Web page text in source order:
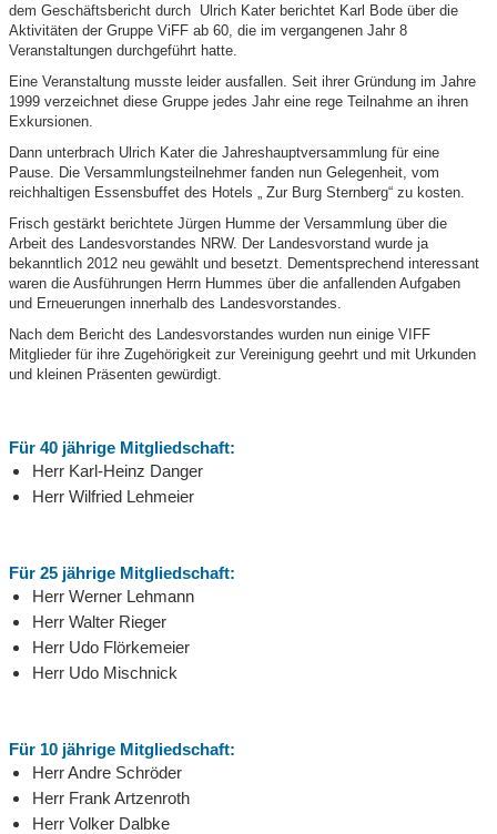
dem Geschäftsbericht durch Ulrich Kater berichtet Karl Bode über die
Aktivitäten der Gruppe ViFF ab 60, die im vergangenen Jahr 8
Veranstaltungen durchgeführt hatte.
Eine Veranstaltung musste leider ausfallen. Seit ihrer Gründung im Jahre
1999 verzeichnet diese Gruppe jedes Jahr eine rege Teilnahme an ihren
Exkursionen.
Dann unterbrach Ulrich Kater die Jahreshauptversammlung für eine
Pause. Die Versammlungsteilnehmer fanden nun Gelegenheit, vom
reichhaltigen Essensbuffet des Hotels „ Zur Burg Sternberg“ zu kosten.
Frisch gestärkt berichtete Jürgen Humme der Versammlung über die
Arbeit des Landesvorstandes NRW. Der Landesvorstand wurde ja
bekanntlich 2012 neu gewählt und besetzt. Dementsprechend interessant
waren die Ausführungen Herrn Hummes über die anfallenden Aufgaben
und Erneuerungen innerhalb des Landesvorstandes.
Nach dem Bericht des Landesvorstandes wurden nun einige VIFF
Mitglieder für ihre Zugehörigkeit zur Vereinigung geehrt und mit Urkunden
und kleinen Präsenten gewürdigt.
Für 40 jährige Mitgliedschaft:
Herr Karl-Heinz Danger
Herr Wilfried Lehmeier
Für 25 jährige Mitgliedschaft:
Herr Werner Lehmann
Herr Walter Rieger
Herr Udo Flörkemeier
Herr Udo Mischnick
Für 10 jährige Mitgliedschaft:
Herr Andre Schröder
Herr Frank Artzenroth
Herr Volker Dalbke